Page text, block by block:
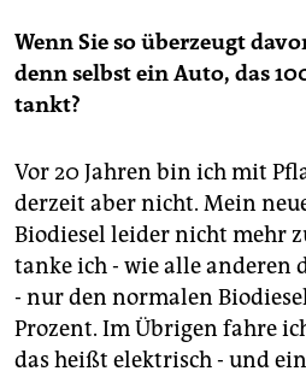
Wenn Sie so überzeugt
denn selbst ein Auto, das
tankt?
Vor 20 Jahren bin ich mit
derzeit aber nicht. Mein
Biodiesel leider nicht mehr
tanke ich - wie alle anderen
- nur den normalen
Prozent. Im Übrigen fahre
das heißt elektrisch - und